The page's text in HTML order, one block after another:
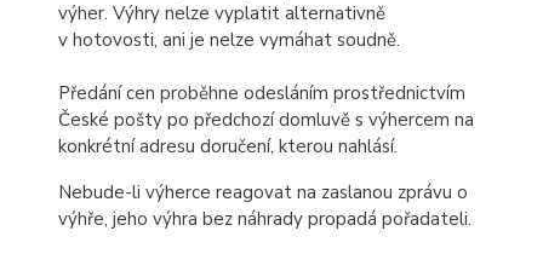
výher. Výhry nelze vyplatit alternativně
v hotovosti, ani je nelze vymáhat soudně.
Předání cen proběhne odesláním prostřednictvím
České pošty po předchozí domluvě s výhercem na
konkrétní adresu doručení, kterou nahlásí.
Nebude-li výherce reagovat na zaslanou zprávu o
výhře, jeho výhra bez náhrady propadá pořadateli.